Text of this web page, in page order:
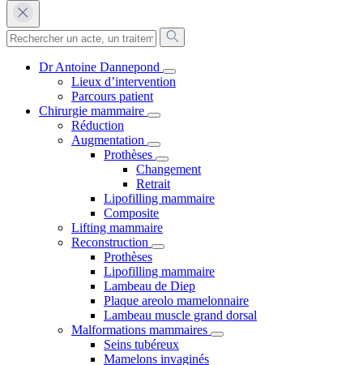
Dr Antoine Dannepond
Lieux d’intervention
Parcours patient
Chirurgie mammaire
Réduction
Augmentation
Prothèses
Changement
Retrait
Lipofilling mammaire
Composite
Lifting mammaire
Reconstruction
Prothèses
Lipofilling mammaire
Lambeau de Diep
Plaque areolo mamelonnaire
Lambeau muscle grand dorsal
Malformations mammaires
Seins tubéreux
Mamelons invaginés